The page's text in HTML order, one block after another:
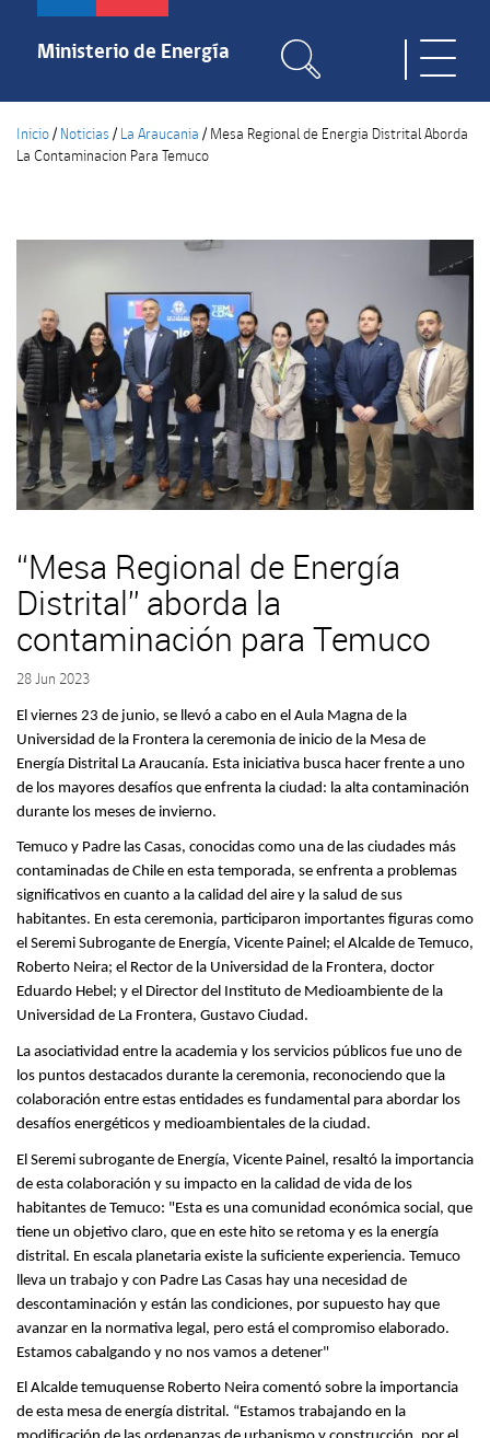
Pasar
contenido
Ministerio de Energía
Inicio/ Noticias / La Araucania / Mesa Regional de Energia Distrital Aborda
La Contaminacion Para Temuco
“Mesa Regional de Energía
Distrital” aborda la
contaminación para Temuco
28 Jun 2023
El viernes 23 de junio, se llevó a cabo en el Aula Magna de la
Universidad de la Frontera la ceremonia de inicio de la Mesa de
Energía Distrital La Araucanía. Esta iniciativa busca hacer frente a uno
de los mayores desafíos que enfrenta la ciudad: la alta contaminación
durante los meses de invierno.
Temuco y Padre las Casas, conocidas como una de las ciudades más
contaminadas de Chile en esta temporada, se enfrenta a problemas
significativos en cuanto a la calidad del aire y la salud de sus
habitantes. En esta ceremonia, participaron importantes figuras como
el Seremi Subrogante de Energía, Vicente Painel; el Alcalde de Temuco,
Roberto Neira; el Rector de la Universidad de la Frontera, doctor
Eduardo Hebel; y el Director del Instituto de Medioambiente de la
Universidad de La Frontera, Gustavo Ciudad.
La asociatividad entre la academia y los servicios públicos fue uno de
los puntos destacados durante la ceremonia, reconociendo que la
colaboración entre estas entidades es fundamental para abordar los
desafíos energéticos y medioambientales de la ciudad.
El Seremi subrogante de Energía, Vicente Painel, resaltó la importancia
de esta colaboración y su impacto en la calidad de vida de los
habitantes de Temuco: "Esta es una comunidad económica social, que
tiene un objetivo claro, que en este hito se retoma y es la energía
distrital. En escala planetaria existe la suficiente experiencia. Temuco
lleva un trabajo y con Padre Las Casas hay una necesidad de
descontaminación y están las condiciones, por supuesto hay que
avanzar en la normativa legal, pero está el compromiso elaborado.
Estamos cabalgando y no nos vamos a detener"
El Alcalde temuquense Roberto Neira comentó sobre la importancia
de esta mesa de energía distrital. “Estamos trabajando en la